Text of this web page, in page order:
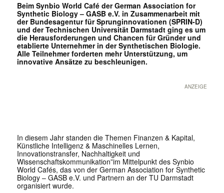
Beim Synbio World Café der German Association for
Synthetic Biology – GASB e.V. in Zusammenarbeit mit
der Bundesagentur für Sprunginnovationen (SPRIN-D)
und der Technischen Universität Darmstadt ging es um
die Herausforderungen und Chancen für Gründer und
etablierte Unternehmer in der Synthetischen Biologie.
Alle Teilnehmer forderten mehr Unterstützung, um
innovative Ansätze zu beschleunigen.
ANZEIGE
In diesem Jahr standen die Themen Finanzen & Kapital,
Künstliche Intelligenz & Maschinelles Lernen,
Innovationstransfer, Nachhaltigkeit und
Wissenschaftskommunikation”im Mittelpunkt des Synbio
World Cafés, das von der German Association for Synthetic
Biology – GASB e.V. und Partnern an der TU Darmstadt
organisiert wurde.